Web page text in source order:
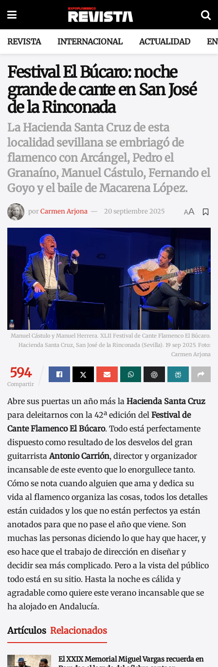
REVISTA INTERNACIONAL ACTUALIDAD
Festival El Búcaro: noche
grande de cante en San José
de la Rinconada
La Hacienda Santa Cruz de esta
localidad sevillana se embriagó de
flamenco con Arcángel, Pedro el
Granaíno, Manuel Cástulo, Fernando el
Goyo y el baile de Macarena López.
porCarmen Arjona 20 septiembre 2025 AA
Manuel Cástulo y Manuel Herrera. XLII Festival de Cante Flamenco El Búcaro.
Hacienda Santa Cruz, San José de la Rinconada (Sevilla). 19 sep 2025. Foto:
Carmen Arjona
594
Compartir
Abre sus puertas un año más la Hacienda Santa Cruz
para deleitarnos con la 42ª edición del Festival de
Cante Flamenco El Búcaro. Todo está perfectamente
dispuesto como resultado de los desvelos del gran
guitarrista Antonio Carrión, director y organizador
incansable de este evento que lo enorgullece tanto.
Cómo se nota cuando alguien que ama y dedica su
vida al flamenco organiza las cosas, todos los detalles
están cuidados y los que no están perfectos ya están
anotados para que no pase el año que viene. Son
muchas las personas diciendo lo que hay que hacer, y
eso hace que el trabajo de dirección en diseñar y
decidir sea más complicado. Pero a la vista del público
todo está en su sitio. Hasta la noche es cálida y
agradable como quiere este verano incansable que se
ha alojado en Andalucía.
Artículos Relacionados
El XXIX Memorial Miguel Vargas recuerda en